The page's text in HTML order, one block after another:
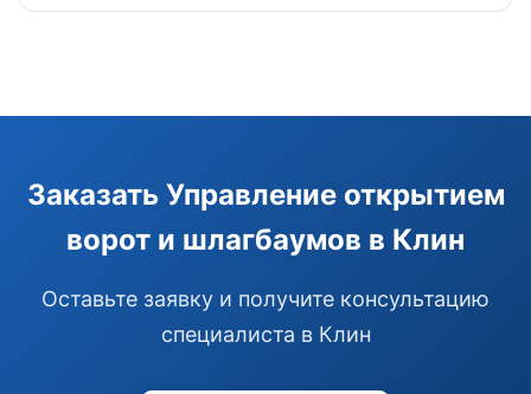
Заказать Управление открытием
ворот и шлагбаумов в Клин
Оставьте заявку и получите консультацию
специалиста в Клин